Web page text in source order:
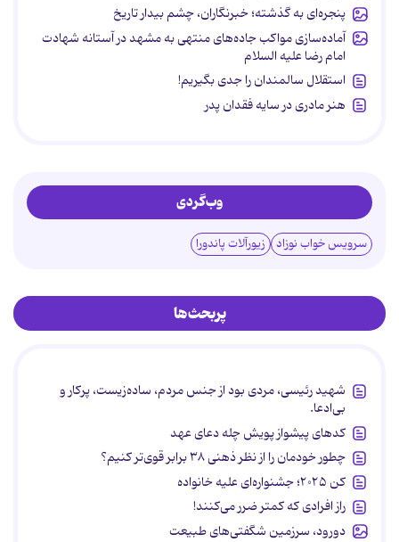
پنجره‌ای به گذشته؛ خبرنگاران، چشم بیدار تاریخ
آماده‌سازی مواکب جاده‌های منتهی به مشهد در آستانه شهادت
امام رضا علیه السلام
استقلال سالمندان را جدی بگیریم!
هنر مادری در سایه‌ فقدان پدر
وب‌گردی
سرویس خواب نوزاد زیورآلات پاندورا
پربحث‌ها
شهید رئیسی، مردی بود از جنس مردم، ساده‌زیست، پرکار و
بی‌ادعا.
کدهای پیشواز پویش چله دعای عهد
چطور خودمان را از نظر ذهنی ۳۸ برابر قوی‌تر کنیم؟
کن ۲۰۲۵؛ جشنواره‌ای علیه خانواده
راز افرادی که کمتر ضرر می‌کنند!
دورود، سرزمین شگفتی‌های طبیعت